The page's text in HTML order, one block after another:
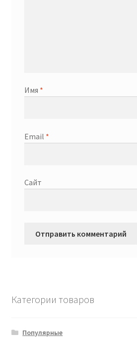
Имя *
Email *
Сайт
Категории товаров
Популярные